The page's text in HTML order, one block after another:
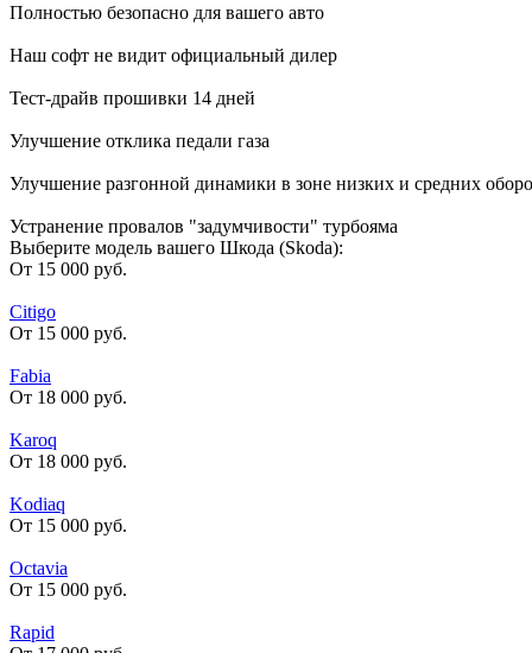
Полностью безопасно для вашего авто
Наш софт не видит официальный дилер
Тест-драйв прошивки 14 дней
Улучшение отклика педали газа
Улучшение разгонной динамики в зоне низких и средних
Устранение провалов "задумчивости" турбояма
Выберите модель вашего Шкода (Skoda):
От 15 000 руб.
Citigo
От 15 000 руб.
Fabia
От 18 000 руб.
Karoq
От 18 000 руб.
Kodiaq
От 15 000 руб.
Octavia
От 15 000 руб.
Rapid